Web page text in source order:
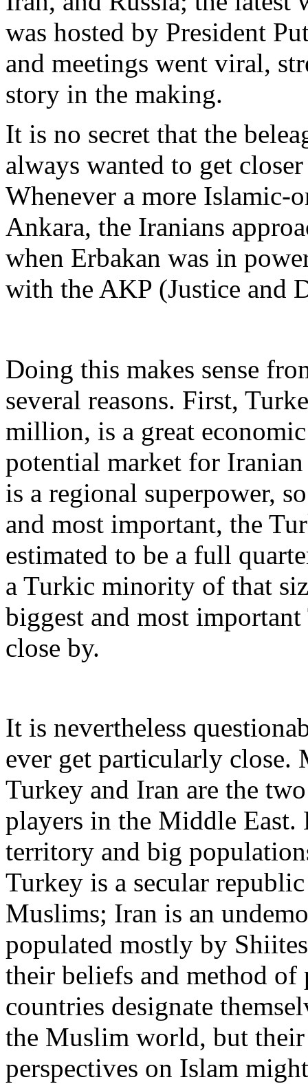
was hosted by President
and meetings went viral,
story in the making.
It is no secret that the
always wanted to get
Whenever a more Islamic-
Ankara, the Iranians
when Erbakan was in
with the AKP (Justice and
Doing this makes sense
several reasons. First,
million, is a great
potential market for
is a regional superpower,
and most important, the
estimated to be a full
a Turkic minority of that
biggest and most
close by.
It is nevertheless
ever get particularly close.
Turkey and Iran are the
players in the Middle East.
territory and big
Turkey is a secular
Muslims; Iran is an
populated mostly by
their beliefs and method
countries designate
the Muslim world, but
perspectives on Islam